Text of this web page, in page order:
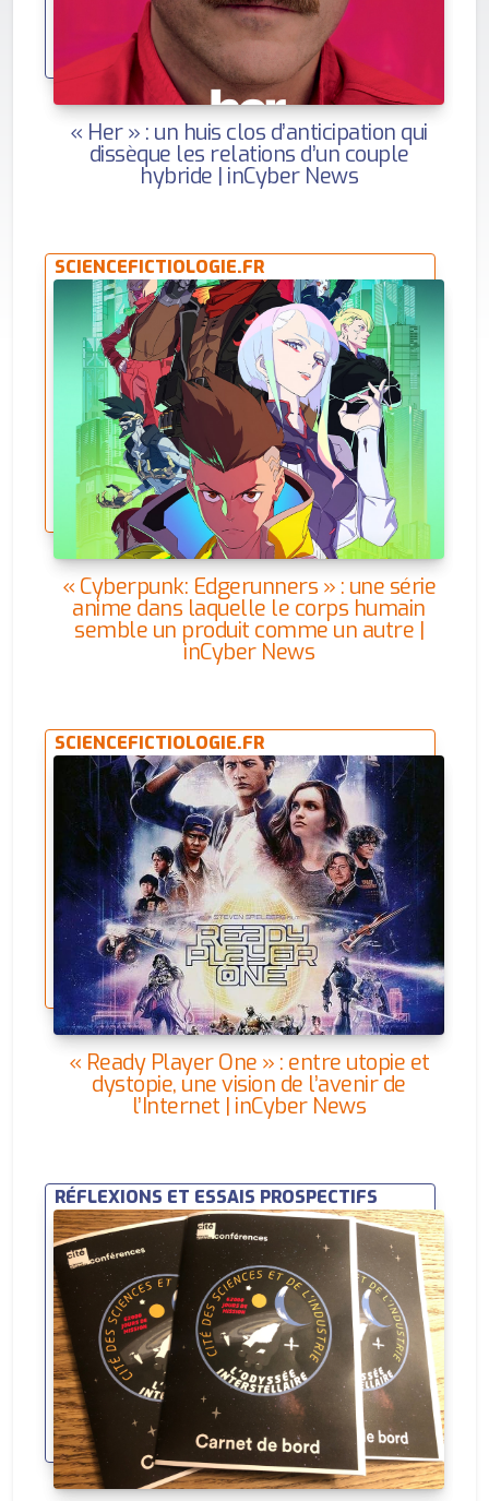
« Her » : un huis clos d’anticipation qui
dissèque les relations d’un couple
hybride | inCyber News
SCIENCEFICTIOLOGIE.FR
« Cyberpunk: Edgerunners » : une série
anime dans laquelle le corps humain
semble un produit comme un autre |
inCyber News
SCIENCEFICTIOLOGIE.FR
« Ready Player One » : entre utopie et
dystopie, une vision de l’avenir de
l’Internet | inCyber News
RÉFLEXIONS ET ESSAIS PROSPECTIFS